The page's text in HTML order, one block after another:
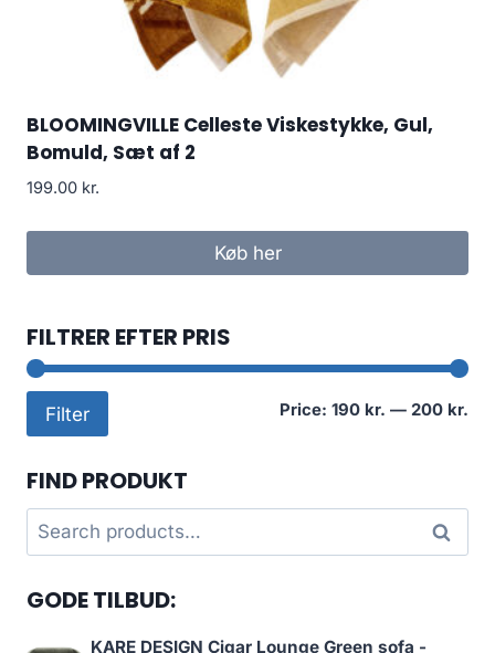
BLOOMINGVILLE Celleste Viskestykke, Gul,
Bomuld, Sæt af 2
199.00 kr.
Køb her
FILTRER EFTER PRIS
Filter Price: 190 kr. — 200 kr.
FIND PRODUKT
Search
for:
Search
GODE TILBUD:
KARE DESIGN Cigar Lounge Green sofa -